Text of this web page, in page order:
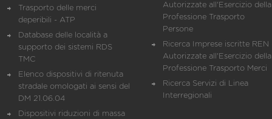
Trasporto delle merci
deperibili - ATP
Database delle località a
supporto dei sistemi RDS
TMC
Elenco dispositivi di ritenuta
stradale omologati ai sensi del
DM 21.06.04
Dispositivi riduzioni di massa
Autorizzate all'Esercizio della
Professione Trasporto
Persone
Ricerca Imprese iscritte REN
Autorizzate all'Esercizio della
Professione Trasporto Merci
Ricerca Servizi di Linea
Interregionali